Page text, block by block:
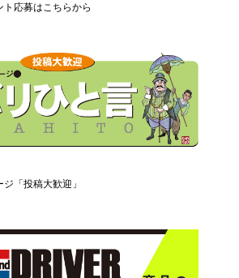
応募はこちらから
「投稿大歓迎」